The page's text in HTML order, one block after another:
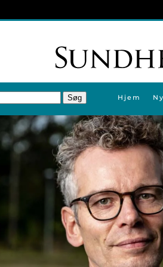
Hjem